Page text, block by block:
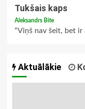
Tukšais kaps
Aleksandrs Bite
“Viņš nav šeit, bet ir
Aktuālākie